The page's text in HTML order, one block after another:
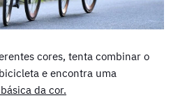
cores, tenta combinar o
e encontra uma
da cor.